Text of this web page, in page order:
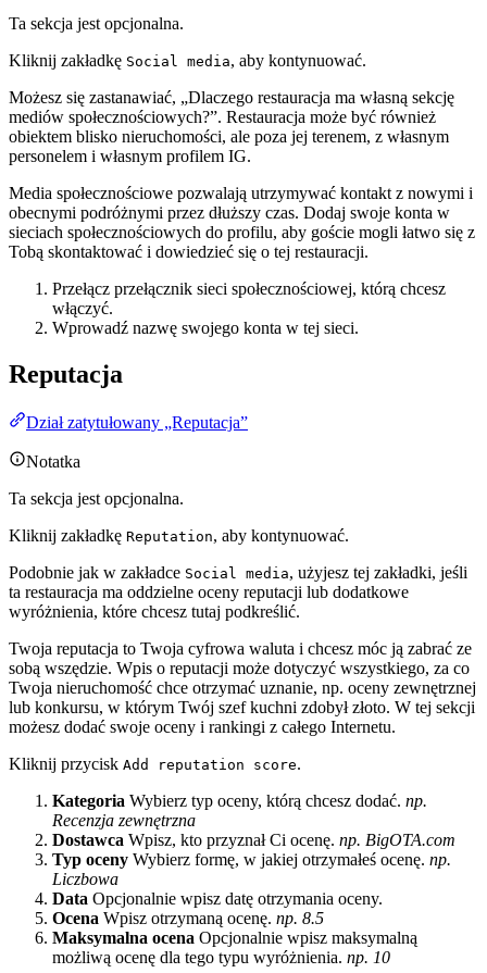
Ta sekcja jest opcjonalna.
Kliknij zakładkę Social media, aby kontynuować.
Możesz się zastanawiać, „Dlaczego restauracja ma własną sekcję
mediów społecznościowych?”. Restauracja może być również
obiektem blisko nieruchomości, ale poza jej terenem, z własnym
personelem i własnym profilem IG.
Media społecznościowe pozwalają utrzymywać kontakt z nowymi i
obecnymi podróżnymi przez dłuższy czas. Dodaj swoje konta w
sieciach społecznościowych do profilu, aby goście mogli łatwo się z
Tobą skontaktować i dowiedzieć się o tej restauracji.
Przełącz przełącznik sieci społecznościowej, którą chcesz
włączyć.
Wprowadź nazwę swojego konta w tej sieci.
Reputacja
Dział zatytułowany „Reputacja”
Notatka
Ta sekcja jest opcjonalna.
Kliknij zakładkę Reputation, aby kontynuować.
Podobnie jak w zakładce Social media, użyjesz tej zakładki, jeśli
ta restauracja ma oddzielne oceny reputacji lub dodatkowe
wyróżnienia, które chcesz tutaj podkreślić.
Twoja reputacja to Twoja cyfrowa waluta i chcesz móc ją zabrać ze
sobą wszędzie. Wpis o reputacji może dotyczyć wszystkiego, za co
Twoja nieruchomość chce otrzymać uznanie, np. oceny zewnętrznej
lub konkursu, w którym Twój szef kuchni zdobył złoto. W tej sekcji
możesz dodać swoje oceny i rankingi z całego Internetu.
Kliknij przycisk Add reputation score.
Kategoria Wybierz typ oceny, którą chcesz dodać. np.
Recenzja zewnętrzna
Dostawca Wpisz, kto przyznał Ci ocenę. np. BigOTA.com
Typ oceny Wybierz formę, w jakiej otrzymałeś ocenę. np.
Liczbowa
Data Opcjonalnie wpisz datę otrzymania oceny.
Ocena Wpisz otrzymaną ocenę. np. 8.5
Maksymalna ocena Opcjonalnie wpisz maksymalną
możliwą ocenę dla tego typu wyróżnienia. np. 10